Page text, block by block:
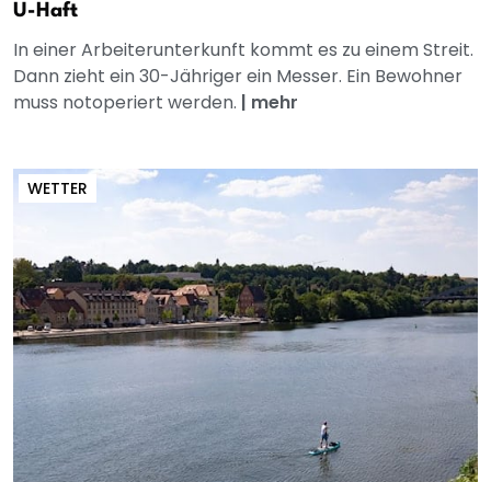
U-Haft
In einer Arbeiterunterkunft kommt es zu einem Streit.
Dann zieht ein 30-Jähriger ein Messer. Ein Bewohner
muss notoperiert werden. | mehr
WETTER